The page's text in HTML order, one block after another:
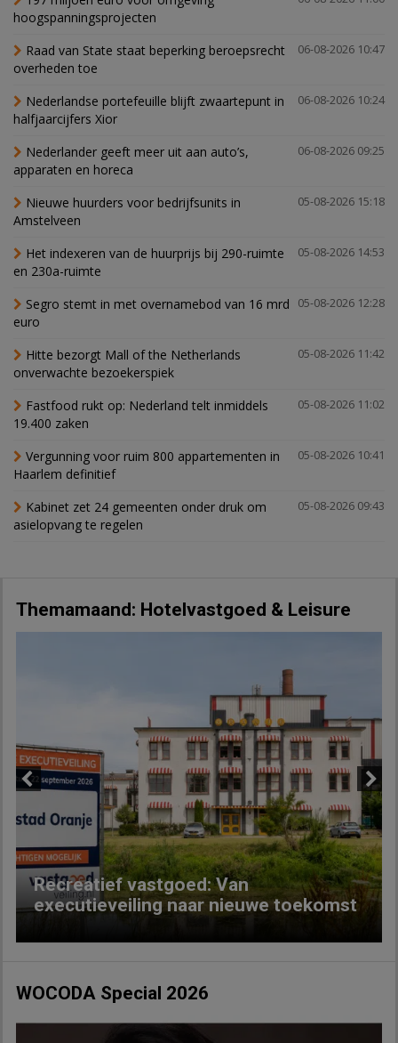
hoogspanningsprojecten
06-08-2026 10:47
Raad van State staat beperking beroepsrecht
overheden toe
06-08-2026 10:24
Nederlandse portefeuille blijft zwaartepunt in
halfjaarcijfers Xior
06-08-2026 09:25
Nederlander geeft meer uit aan auto’s,
apparaten en horeca
05-08-2026 15:18
Nieuwe huurders voor bedrijfsunits in
Amstelveen
05-08-2026 14:53
Het indexeren van de huurprijs bij 290-ruimte
en 230a-ruimte
05-08-2026 12:28
Segro stemt in met overnamebod van 16 mrd
euro
05-08-2026 11:42
Hitte bezorgt Mall of the Netherlands
onverwachte bezoekerspiek
05-08-2026 11:02
Fastfood rukt op: Nederland telt inmiddels
19.400 zaken
05-08-2026 10:41
Vergunning voor ruim 800 appartementen in
Haarlem definitief
05-08-2026 09:43
Kabinet zet 24 gemeenten onder druk om
asielopvang te regelen
Themamaand: Hotelvastgoed & Leisure
Recreatief vastgoed: Van
executieveiling naar nieuwe toekomst
Next
WOCODA Special 2026